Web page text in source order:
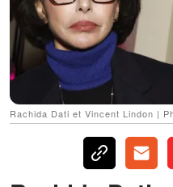
Rachida Dati et Vincent Lindon |